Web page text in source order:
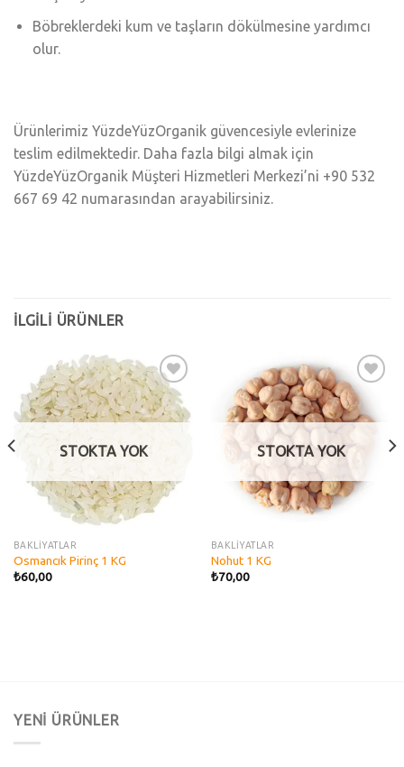
Böbreklerdeki kum ve taşların dökülmesine yardımcı
olur.
Ürünlerimiz YüzdeYüzOrganik güvencesiyle evlerinize
teslim edilmektedir. Daha fazla bilgi almak için
YüzdeYüzOrganik Müşteri Hizmetleri Merkezi’ni +90 532
667 69 42 numarasından arayabilirsiniz.
İLGILI ÜRÜNLER
Add to
wishlist
STOKTA YOK
BAKLİYATLAR
Osmancık Pirinç 1 KG
₺60,00
Add to
wishlist
STOKTA YOK
BAKLİYATLAR
Nohut 1 KG
₺70,00
YENİ ÜRÜNLER